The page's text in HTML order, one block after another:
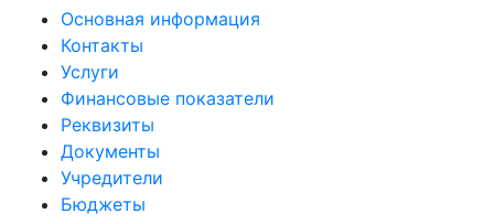
Основная информация
Контакты
Услуги
Финансовые показатели
Реквизиты
Документы
Учредители
Бюджеты